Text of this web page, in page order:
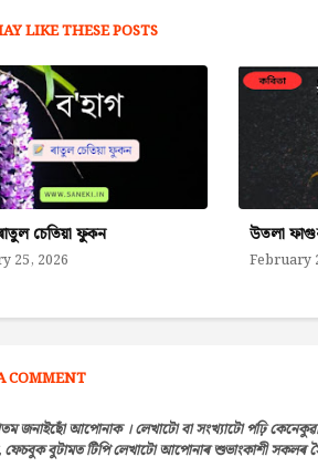
LIKE THESE POSTS
চেতিয়া ফুকন
25, 2026
উতলা
February
COMMENT
জনাইছোঁ আপোনাক । লেখাটো বা সংখ্যাটো পঢ়ি
বুটামত টিপি লেখাটো আপোনাৰ শুভাংকাশী সকলৰ